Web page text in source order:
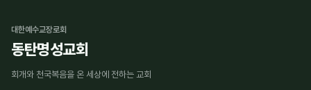
대한예수교장로회
동탄명성교회
회개와 천국복음을 온 세상에 전하는 교회